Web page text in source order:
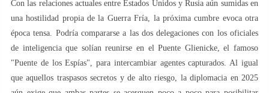
Con las relaciones actuales entre Estados Unidos y Rusia aún sumidas en
una hostilidad propia de la Guerra Fría, la próxima cumbre evoca otra
época tensa. Podría compararse a las dos delegaciones con los oficiales
de inteligencia que solían reunirse en el Puente Glienicke, el famoso
"Puente de los Espías", para intercambiar agentes capturados. Al igual
que aquellos traspasos secretos y de alto riesgo, la diplomacia en 2025